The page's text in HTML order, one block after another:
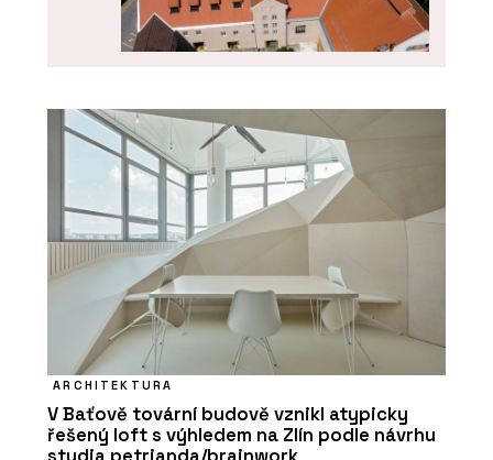
PRODUKTY
Střešní taška bobrovka Tondach -
wienerberger
PRODUKTY
ARCHITEKTURA
V Baťově tovární budově vznikl atypicky
řešený loft s výhledem na Zlín podle návrhu